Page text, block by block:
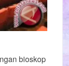
bioskop